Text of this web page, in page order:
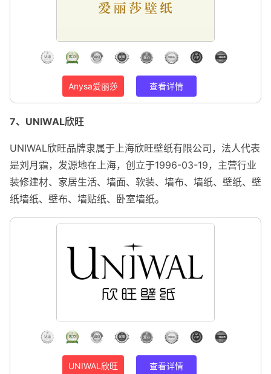
Anysa爱丽莎 查看详情
7、UNIWAL欣旺
UNIWAL欣旺品牌隶属于上海欣旺壁纸有限公司，法人代表
是刘月霜，发源地在上海，创立于1996-03-19，主营行业
装修建材、家居生活、墙面、软装、墙布、墙纸、壁纸、壁
纸墙纸、壁布、墙贴纸、卧室墙纸。
UNIWAL欣旺 查看详情